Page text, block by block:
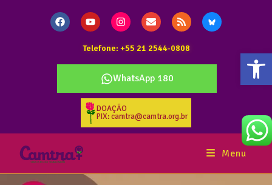
Telefone: +55 21 2544-0808
WhatsApp 180
DOAÇÃO
PIX: camtra@camtra.org.br
Menu